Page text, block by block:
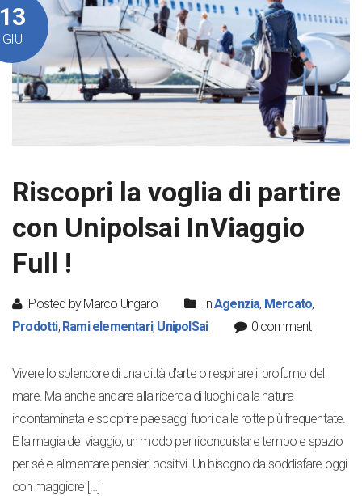
GIU
Riscopri la voglia di partire
con Unipolsai InViaggio
Full !
Posted by Marco Ungaro InAgenzia, Mercato,
Prodotti, Rami elementari, UnipolSai 0 comment
Vivere lo splendore di una città d’arte o respirare il profumo del
mare. Ma anche andare alla ricerca di luoghi dalla natura
incontaminata e scoprire paesaggi fuori dalle rotte più frequentate.
È la magia del viaggio, un modo per riconquistare tempo e spazio
per sé e alimentare pensieri positivi. Un bisogno da soddisfare oggi
con maggiore […]